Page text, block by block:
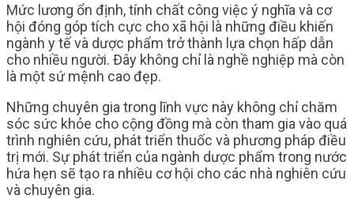
Mức lương ổn định, tính chất công việc ý nghĩa và cơ
hội đóng góp tích cực cho xã hội là những điều khiến
ngành y tế và dược phẩm trở thành lựa chọn hấp dẫn
cho nhiều người. Đây không chỉ là nghề nghiệp mà còn
là một sứ mệnh cao đẹp.
Những chuyên gia trong lĩnh vực này không chỉ chăm
sóc sức khỏe cho cộng đồng mà còn tham gia vào quá
trình nghiên cứu, phát triển thuốc và phương pháp điều
trị mới. Sự phát triển của ngành dược phẩm trong nước
hứa hẹn sẽ tạo ra nhiều cơ hội cho các nhà nghiên cứu
và chuyên gia.